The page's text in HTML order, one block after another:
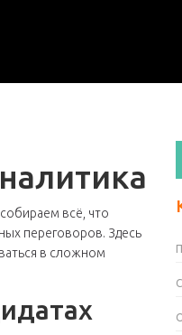
всё, что
переговоров. Здесь
в сложном